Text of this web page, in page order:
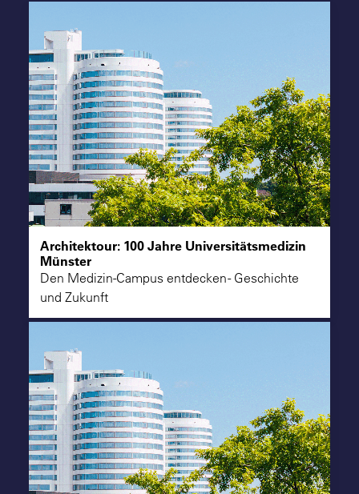
Architektour: 100 Jahre Universitätsmedizin
Münster
Den Medizin-Campus entdecken - Geschichte
und Zukunft